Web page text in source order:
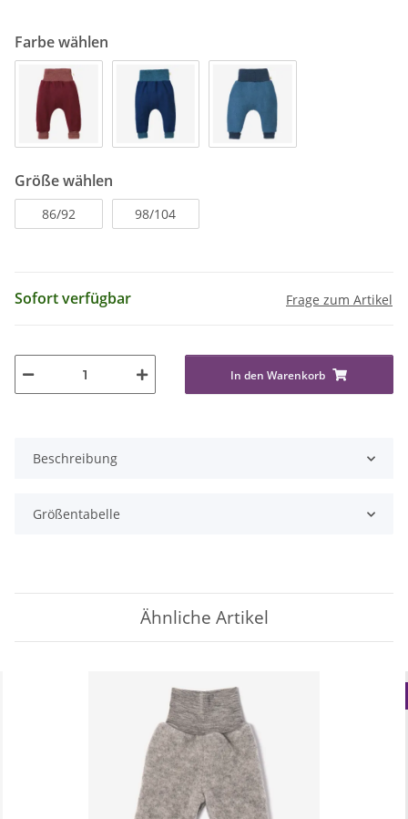
Farbe wählen
Größe wählen
86/92 98/104
Sofort verfügbar Frage zum Artikel
In den Warenkorb
Beschreibung
Größentabelle
Ähnliche Artikel